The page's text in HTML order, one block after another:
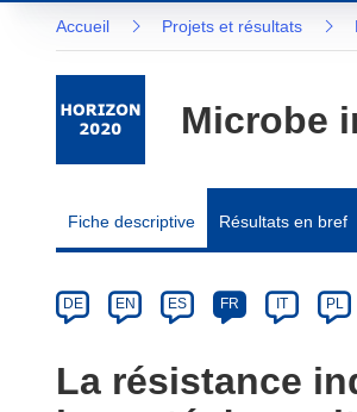
Accueil Projets et résultats
Microbe
Fiche descriptive Résultats en bref
Category
Article
available
the
DE EN ES FR IT PL
La résistance